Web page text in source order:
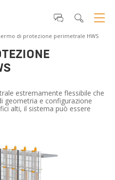
di protezione perimetrale HWS
estremamente flessibile che
geometria e configurazione
alti, il sistema può essere